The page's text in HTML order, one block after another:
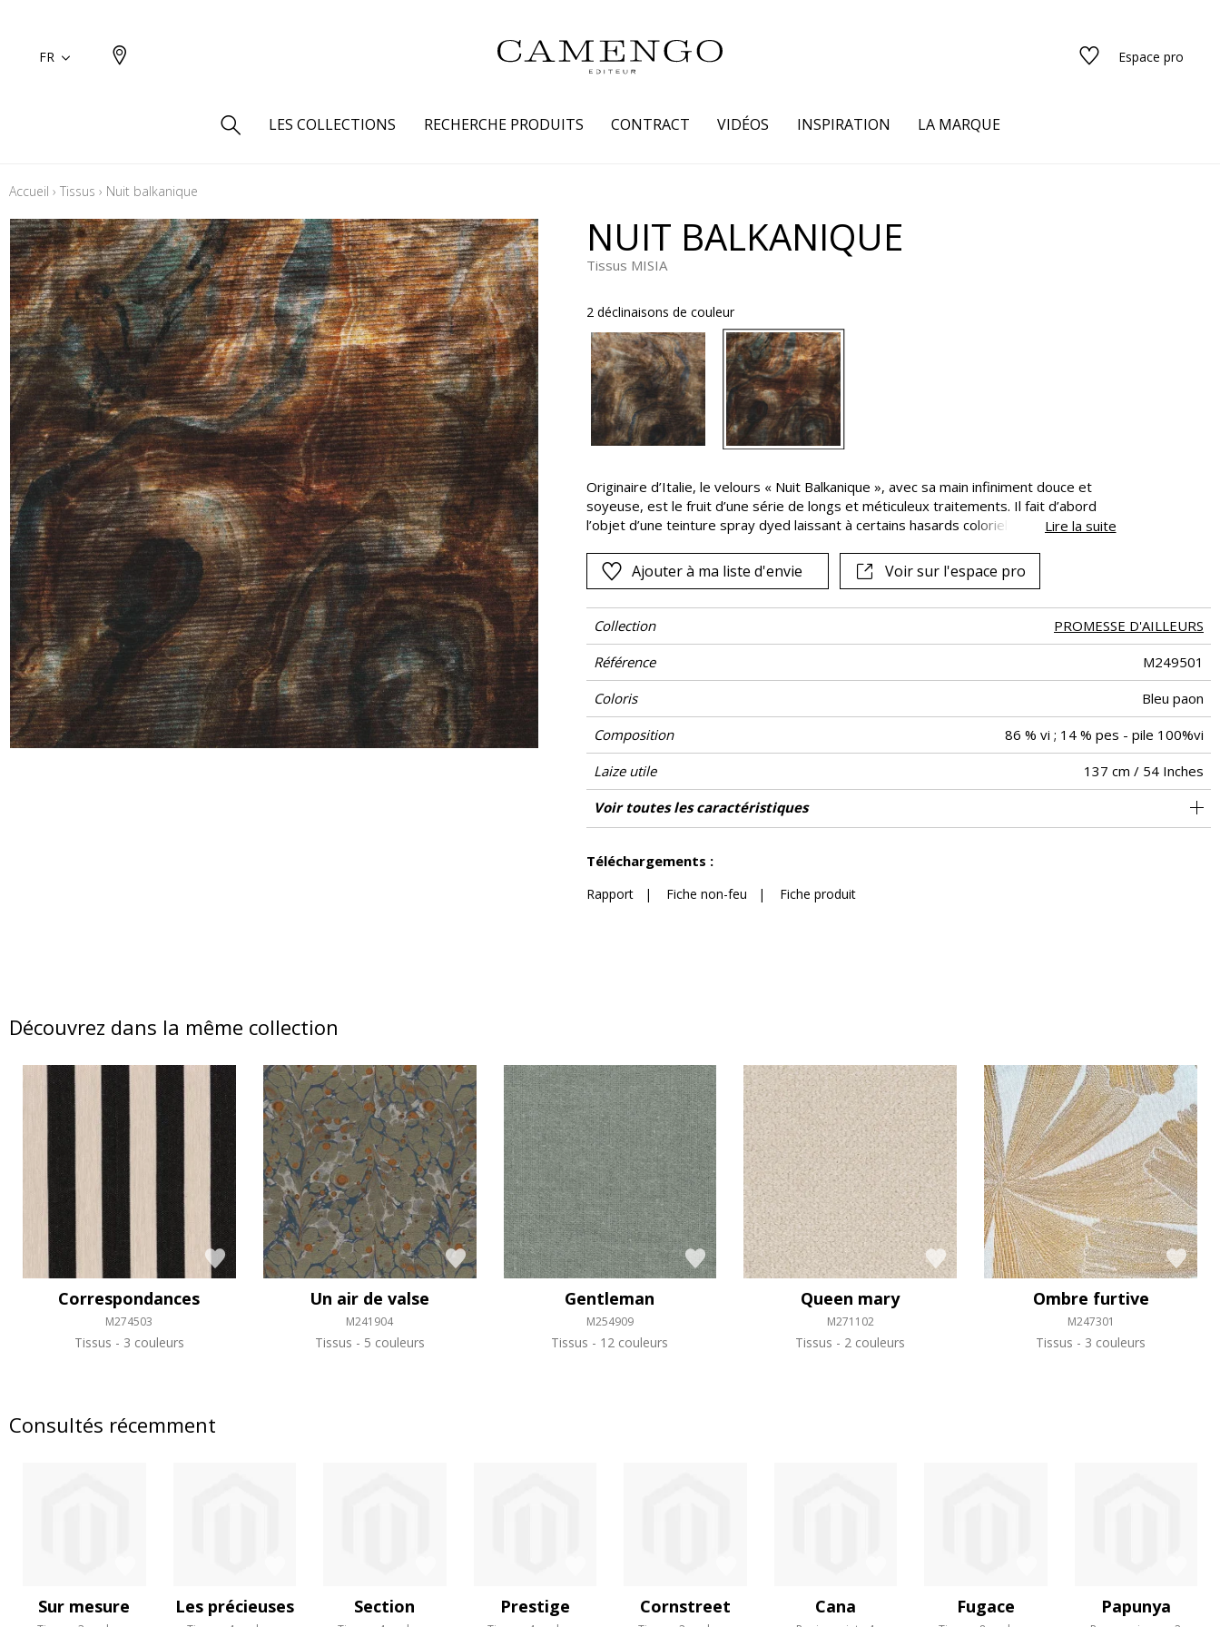
FR Espace pro
LES COLLECTIONS RECHERCHE PRODUITS
Aspect coton
Aspect laine
Aspect lin
Aspect soie
Coton
Inspiration fourrure
Laine
Lin
Polyester
Satin
Taffetas
Velours
Dessins
Faux unis / texture
Beige
Jaune
Marron
Multicouleurs
Noir
Rose
Rouge
Violet
CONTRACT VIDÉOS INSPIRATION LA MARQUE
Accueil › Tissus › Nuit balkanique
NUIT BALKANIQUE
Tissus MISIA
2 déclinaisons de couleur
Originaire d’Italie, le velours « Nuit Balkanique », avec sa main infiniment douce et
soyeuse, est le fruit d’une série de longs et méticuleux traitements. Il fait d’abord
l’objet d’une teinture spray dyed laissant à certains hasards coloriels la chance
lui octroie cet effet final, délicatement marbré. Le velours est enfin incisé dans sa
largeur, grâce à la méthode déposée The Shearing Green Design®. En vertu de sa
intensif, mais sera également d’un très beau rendu pour la confection de rideaux.
Lire la suite
Ajouter à ma liste d'envie Voir sur l'espace pro
Collection
PROMESSE D'AILLEURS
Référence
M249501
Coloris
Bleu paon
Composition
86 % vi ; 14 % pes - pile 100%vi
Laize utile
137 cm / 54 Inches
Raccord
Raccord droit
Test Martindale 100000
Usage martindale
Siège à usage intensif : >40,000 cycles (Martindale) et/ou >30,000
doubles rubs (Wyzenbeek)
Wyzenbeek 35000
Sens De large
Poids g/m² 650
Performance Accoustique aw - 0.15
Usage
Entretien
Pays d'origine Italie
Rapport Horizontal 68 cm / 27 Inches
Rapport Vertical 68 cm / 27 Inches
Caractéristiques Outdoor
Voir toutes les caractéristiques
Téléchargements :
Rapport| Fiche non-feu | Fiche produit
Découvrez dans la même collection
Correspondances
M274503
Tissus 3 couleurs
Un air de valse
M241904
Tissus 5 couleurs
Gentleman
M254909
Tissus 12 couleurs
Queen mary
M271102
Tissus 2 couleurs
Ombre furtive
M247301
Tissus 3 couleurs
Consultés récemment
Sur mesure Les précieuses Section Prestige Cornstreet Cana Fugace Papunya